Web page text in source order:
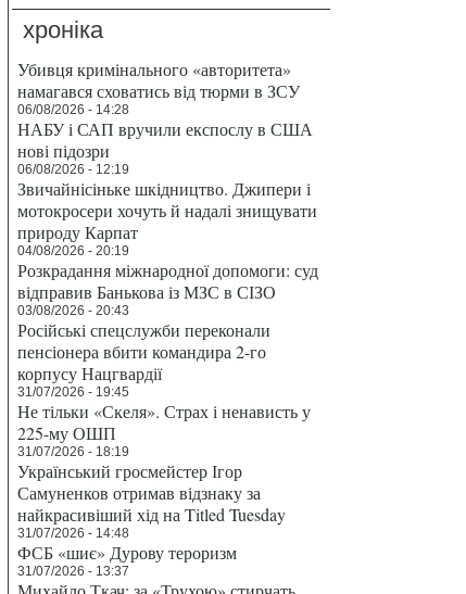
хроніка
Убивця кримінального «авторитета»
намагався сховатись від тюрми в ЗСУ
06/08/2026 - 14:28
НАБУ і САП вручили експослу в США
нові підозри
06/08/2026 - 12:19
Звичайнісіньке шкідництво. Джипери і
мотокросери хочуть й надалі знищувати
природу Карпат
04/08/2026 - 20:19
Розкрадання міжнародної допомоги: суд
відправив Банькова із МЗС в СІЗО
03/08/2026 - 20:43
Російські спецслужби переконали
пенсіонера вбити командира 2-го
корпусу Нацгвардії
31/07/2026 - 19:45
Не тільки «Скеля». Страх і ненависть у
225-му ОШП
31/07/2026 - 18:19
Український гросмейстер Ігор
Самуненков отримав відзнаку за
найкрасивіший хід на Titled Tuesday
31/07/2026 - 14:48
ФСБ «шиє» Дурову тероризм
31/07/2026 - 13:37